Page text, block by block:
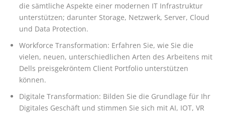
die sämtliche Aspekte einer modernen IT Infrastruktur
unterstützen; darunter Storage, Netzwerk, Server, Cloud
und Data Protection.
Workforce Transformation: Erfahren Sie, wie Sie die
vielen, neuen, unterschiedlichen Arten des Arbeitens mit
Dells preisgekröntem Client Portfolio unterstützen
können.
Digitale Transformation: Bilden Sie die Grundlage für Ihr
Digitales Geschäft und stimmen Sie sich mit AI, IOT, VR